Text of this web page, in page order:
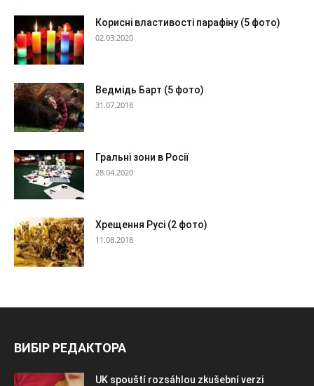
Корисні властивості парафіну (5 фото)
02.03.2020
Ведмідь Барт (5 фото)
31.07.2018
Гральні зони в Росії
28.04.2020
Хрещення Русі (2 фото)
11.08.2018
ВИБІР РЕДАКТОРА
UK spouští rozsáhlou zkušební verzi